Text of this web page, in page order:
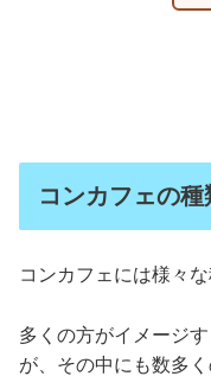
コンカフェの種
コンカフェには様々
多くの方がイメージ
が、その中にも数多